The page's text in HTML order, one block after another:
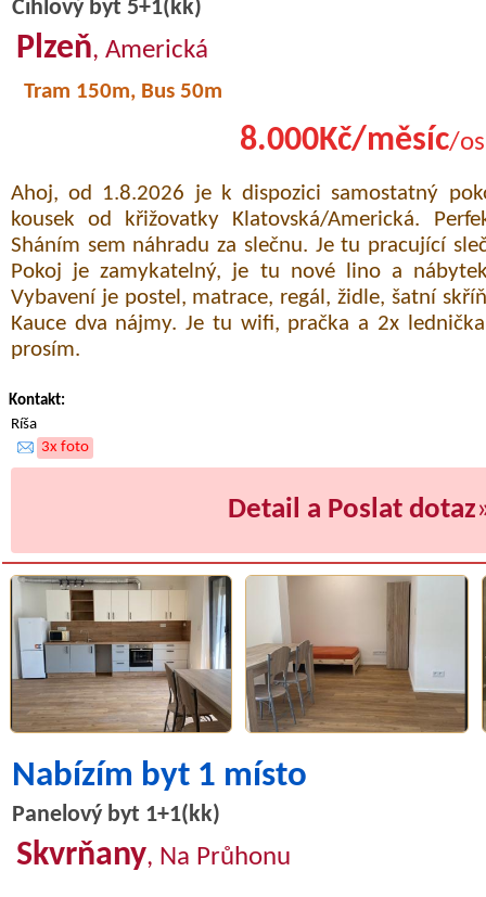
Cihlový byt 5+1(kk)
Plzeň, Americká
Tram 150m, Bus 50m
8.000Kč/měsíc/
Ahoj, od 1.8.2026 je k dispozici samostatný
kousek od křižovatky Klatovská/Americká.
Sháním sem náhradu za slečnu. Je tu pracující
Pokoj je zamykatelný, je tu nové lino a
Vybavení je postel, matrace, regál, židle, šatní
Kauce dva nájmy. Je tu wifi, pračka a 2x
prosím.
Kontakt:
Ríša
3x foto
Detail a Poslat dotaz
Nabízím byt 1 místo
Panelový byt 1+1(kk)
Skvrňany, Na Průhonu